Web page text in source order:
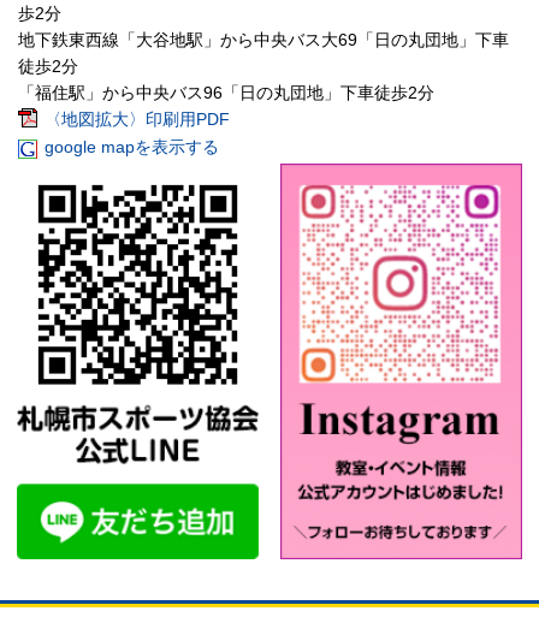
歩2分
地下鉄東西線「大谷地駅」から中央バス大69「日の丸団地」下車
徒歩2分
「福住駅」から中央バス96「日の丸団地」下車徒歩2分
〈地図拡大〉印刷用PDF
google mapを表示する